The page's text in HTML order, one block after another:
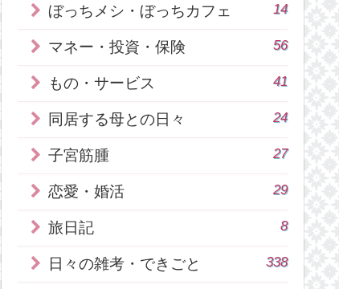
ぼっちメシ・ぼっちカフェ 14
マネー・投資・保険 56
もの・サービス 41
同居する母との日々 24
子宮筋腫 27
恋愛・婚活 29
旅日記 8
日々の雑考・できごと 338